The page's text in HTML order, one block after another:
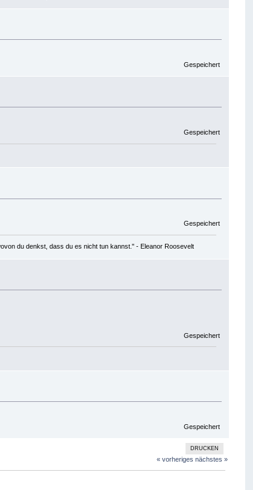
Gespeichert
Gespeichert
Gespeichert
du denkst, dass du es nicht tun kannst." - Eleanor Roosevelt
Gespeichert
Gespeichert
DRUCKEN
« vorheriges nächstes »